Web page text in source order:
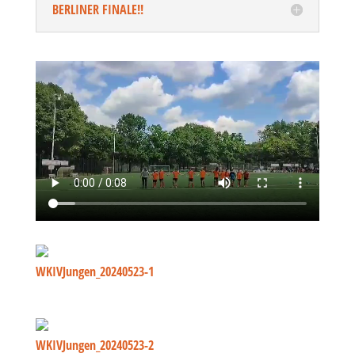
BERLINER FINALE!!
WKIVJungen_20240523-1
WKIVJungen_20240523-2